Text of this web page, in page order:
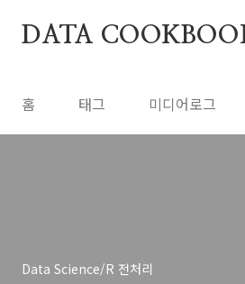
DATA
홈 태그 미디어로그
Data Science/R 전처리